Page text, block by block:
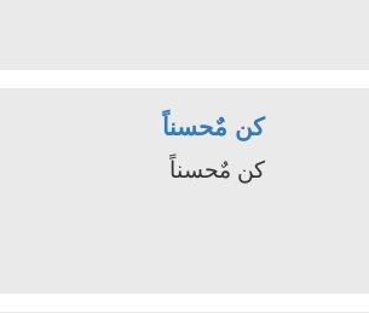
كن مٌحسناً
كن مٌحسناً